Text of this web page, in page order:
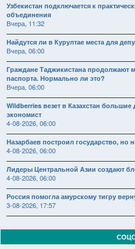
Узбекистан подключается к
объединения
Вчера, 11:32
Найдутся ли в Курултае места для
Вчера, 06:00
Граждане Таджикистана продолжают
паспорта. Нормально ли это?
Вчера, 06:00
Wildberries везет в Казахстан
экономист
4-08-2026, 06:00
Назарбаев построил государство, но
4-08-2026, 06:00
Лидеры Центральной Азии создают
4-08-2026, 06:00
Россия помогла амурскому тигру
3-08-2026, 17:57